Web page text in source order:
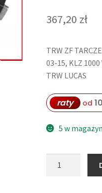
367,20 zł
TRW ZF
03-15, KLZ 1000
TRW LUCAS
raty od
5 w